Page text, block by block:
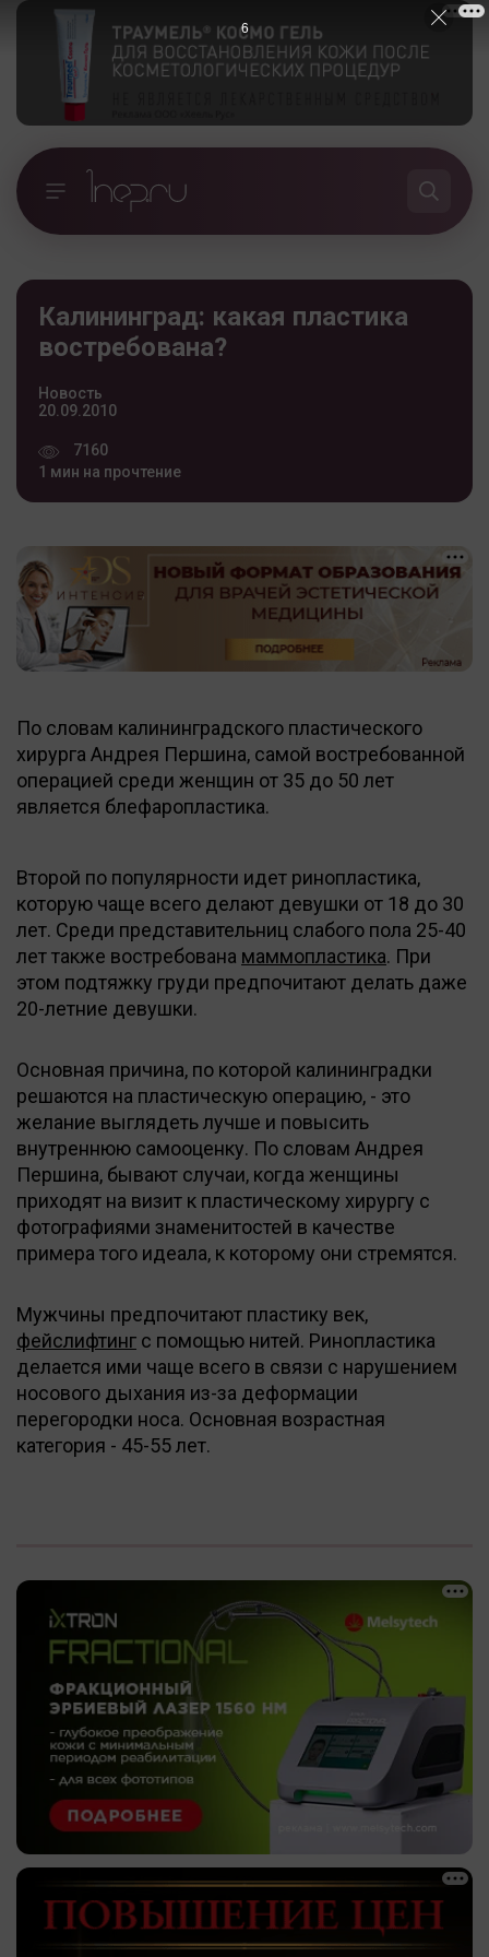
Калининград: какая пластика
востребована?
Новость
20.09.2010
7160
1 мин на прочтение
По словам калининградского пластического
хирурга Андрея Першина, самой востребованной
операцией среди женщин от 35 до 50 лет
является блефаропластика.
Второй по популярности идет ринопластика,
которую чаще всего делают девушки от 18 до 30
лет. Среди представительниц слабого пола 25-40
лет также востребована маммопластика. При
этом подтяжку груди предпочитают делать даже
20-летние девушки.
Основная причина, по которой калининградки
решаются на пластическую операцию, - это
желание выглядеть лучше и повысить
внутреннюю самооценку. По словам Андрея
Першина, бывают случаи, когда женщины
приходят на визит к пластическому хирургу с
фотографиями знаменитостей в качестве
примера того идеала, к которому они стремятся.
Мужчины предпочитают пластику век,
фейслифтинг с помощью нитей. Ринопластика
делается ими чаще всего в связи с нарушением
носового дыхания из-за деформации
перегородки носа. Основная возрастная
категория - 45-55 лет.
5